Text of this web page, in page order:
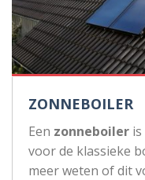
ZONNEBOILER
Een zonneboiler
voor de klassieke
meer weten of dit